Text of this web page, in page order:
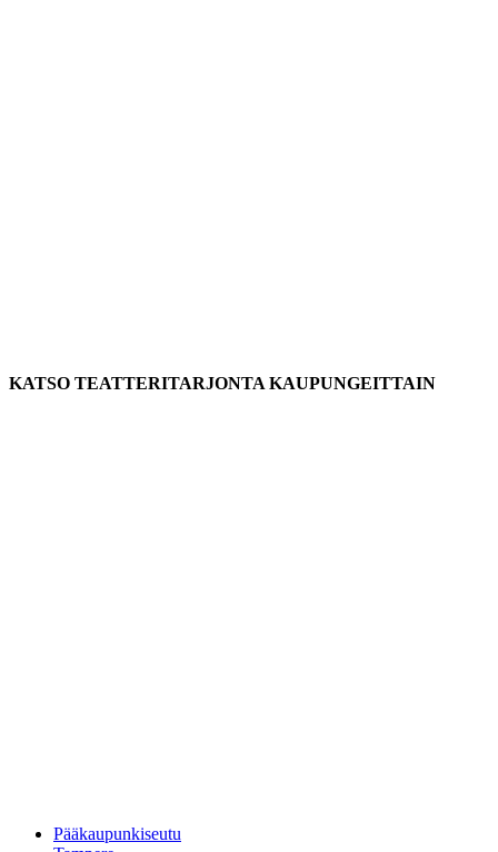
KATSO TEATTERITARJONTA KAUPUNGEITTAIN
Pääkaupunkiseutu